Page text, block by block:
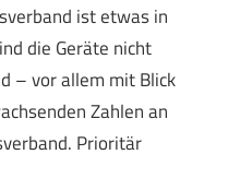
ist etwas in
die Geräte nicht
– vor allem mit Blick
Zahlen an
Prioritär